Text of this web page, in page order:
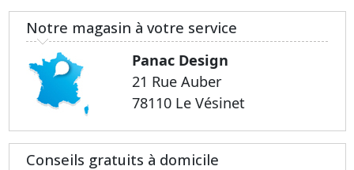
Notre magasin à votre service
Panac Design
21 Rue Auber
78110 Le Vésinet
Conseils gratuits à domicile